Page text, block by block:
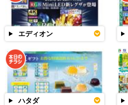
エディオン
ハタダ